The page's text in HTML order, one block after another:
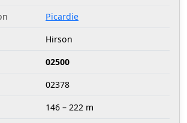
Picardie
Hirson
02500
02378
146 – 222 m